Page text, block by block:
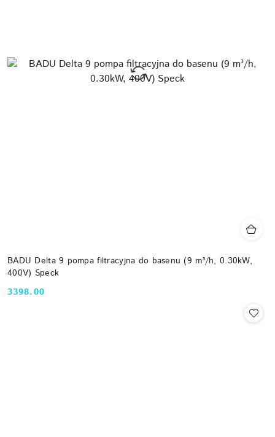
BADU Delta 9 pompa filtracyjna do basenu (9 m³/h, 0.30kW,
400V) Speck
Cena:
3398.00